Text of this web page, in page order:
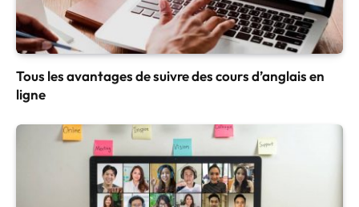
Tous les avantages de suivre des cours d’anglais en
ligne